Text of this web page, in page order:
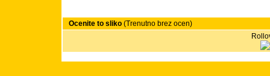
Ocenite to sliko(Trenutno brez ocen)